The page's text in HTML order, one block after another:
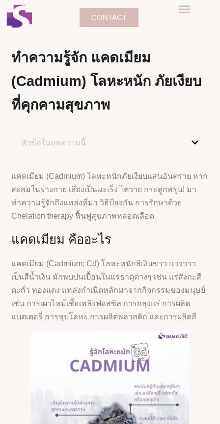
CONTACT
ทำความรู้จัก แคดเมียม
(Cadmium) โลหะหนัก ภัยเงียบ
ที่คุกคามสุขภาพ
หัวข้อในบทความนี้
แคดเมียม (Cadmium) โลหะหนักภัยเงียบแสนอันตราย หาก
สะสมในร่างกาย เสี่ยงเป็นมะเร็ง ไตวาย กระดูกพรุน! มา
ทำความรู้จักถึงแหล่งที่มา วิธีป้องกัน การรักษาด้วย
Chelation therapy ฟื้นฟูสุขภาพหลอดเลือด
แคดเมียม คืออะไร
แคดเมียม (Cadmium; Cd) โลหะหนักสีเงินขาว แวววาว
เป็นสีน้ำเงิน มักพบปนเปื้อนในแร่ธาตุต่างๆ เช่น แร่สังกะสี
ตะกั่ว ทองแดง แหล่งกำเนิดหลักมาจากกิจกรรมของมนุษย์
เช่น การเผาไหม้เชื้อเพลิงฟอสซิล การถลุงแร่ การผลิต
แบตเตอรี่ การชุบโลหะ การผลิตพลาสติก และการผลิตสี